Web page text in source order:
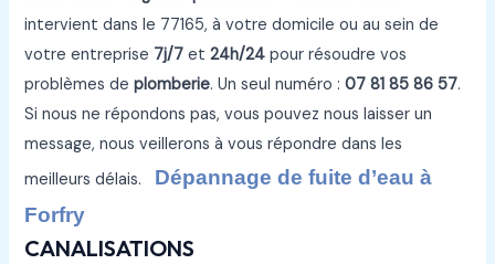
intervient dans le 77165, à votre domicile ou au sein de
votre entreprise 7j/7 et24h/24 pour résoudre vos
problèmes deplomberie. Un seul numéro :07 81 85 86 57.
Si nous ne répondons pas, vous pouvez nous laisser un
message, nous veillerons à vous répondre dans les
meilleurs délais. Dépannage de fuite d’eau à
Forfry
CANALISATIONS